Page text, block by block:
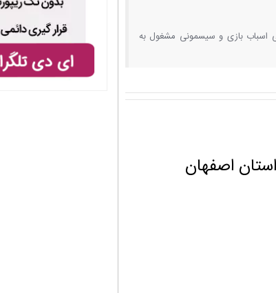
اسباب بازی و سیسمونی مشغول به
اصفهان